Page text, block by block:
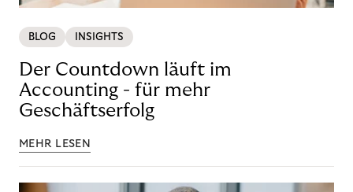
BLOG INSIGHTS
Der Countdown läuft im
Accounting - für mehr
Geschäftserfolg
MEHR LESEN